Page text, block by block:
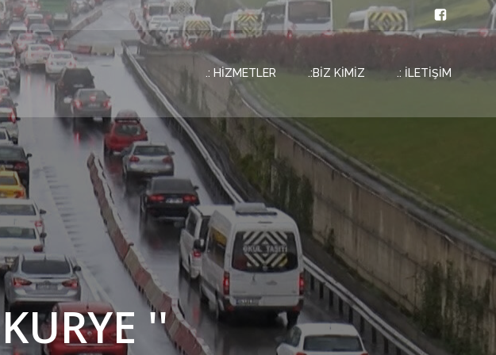
.: HİZMETLER .:BİZ KİMİZ .: İLETİŞİM
''